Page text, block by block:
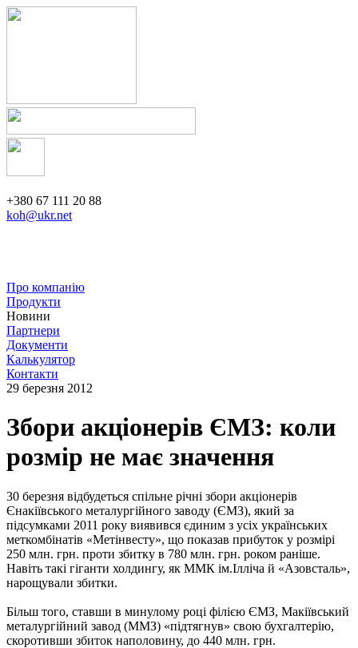
+380 67 111 20 88
koh@ukr.net
Про компанію
Продукти
Новини
Партнери
Документи
Калькулятор
Контакти
29 березня 2012
Збори акціонерів ЄМЗ: коли
розмір не має значення
30 березня відбудеться спільне річні збори акціонерів
Єнакіївського металургійного заводу (ЄМЗ), який за
підсумками 2011 року виявився єдиним з усіх українських
меткомбінатів «Метінвесту», що показав прибуток у розмірі
250 млн. грн. проти збитку в 780 млн. грн. роком раніше.
Навіть такі гіганти холдингу, як ММК ім.Ілліча й «Азовсталь»,
нарощували збитки.
Більш того, ставши в минулому році філією ЄМЗ, Макіївський
металургійний завод (ММЗ) «підтягнув» свою бухгалтерію,
скоротивши збиток наполовину, до 440 млн. грн.